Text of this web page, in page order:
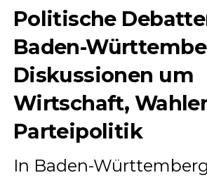
Politische
Baden-
Diskussionen um
Wirtschaft,
Parteipolitik
In Baden-